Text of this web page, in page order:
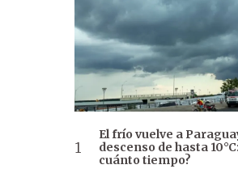
El frío vuelve a
descenso de hasta
cuánto tiempo?